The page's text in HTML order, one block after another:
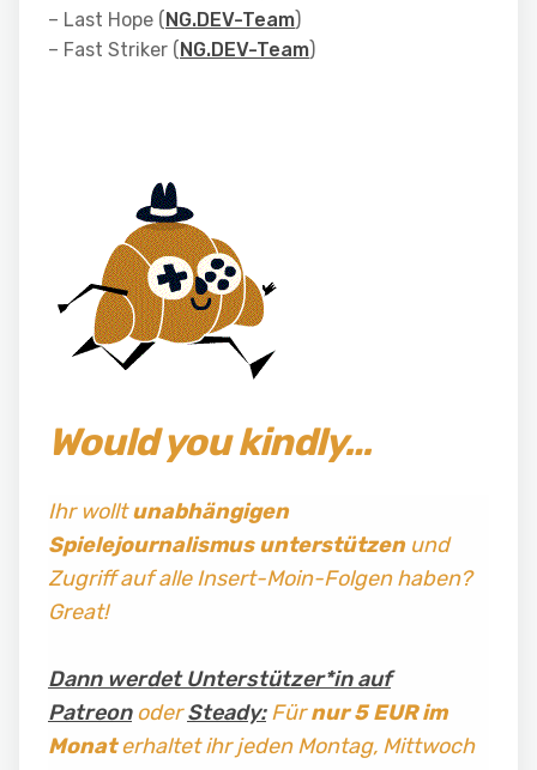
– Last Hope ( NG.DEV-Team)
– Fast Striker ( NG.DEV-Team)
Would you kindly…
Ihr wolltunabhängigen
Spielejournalismus unterstützenund
Zugriff auf alle Insert-Moin-Folgen haben?
Great!
Dann werdet Unterstützer*in auf
PatreonoderSteady:Fürnur 5 EUR im
Monaterhaltet ihr jeden Montag, Mittwoch